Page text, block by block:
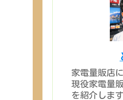
家電量販店
現役家電量
を紹介します